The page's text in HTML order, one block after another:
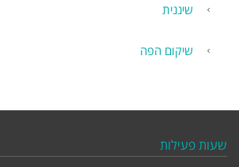
שיננית
שיקום הפה
שעות פעילות